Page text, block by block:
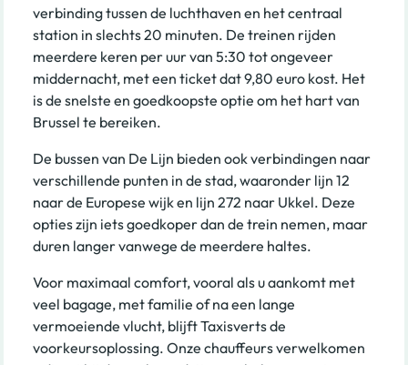
verbinding tussen de luchthaven en het centraal
station in slechts 20 minuten. De treinen rijden
meerdere keren per uur van 5:30 tot ongeveer
middernacht, met een ticket dat 9,80 euro kost. Het
is de snelste en goedkoopste optie om het hart van
Brussel te bereiken.
De bussen van De Lijn bieden ook verbindingen naar
verschillende punten in de stad, waaronder lijn 12
naar de Europese wijk en lijn 272 naar Ukkel. Deze
opties zijn iets goedkoper dan de trein nemen, maar
duren langer vanwege de meerdere haltes.
Voor maximaal comfort, vooral als u aankomt met
veel bagage, met familie of na een lange
vermoeiende vlucht, blijft Taxisverts de
voorkeursoplossing. Onze chauffeurs verwelkomen